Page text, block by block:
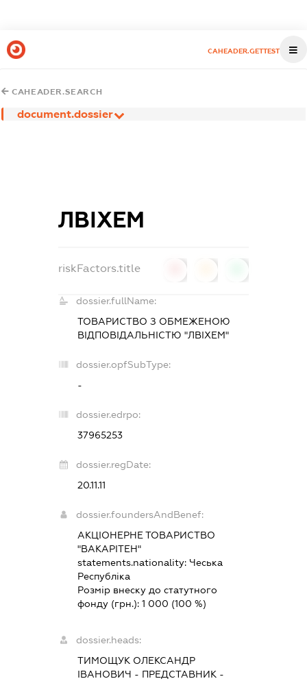
CAHEADER.GETTEST
CAHEADER.SEARCH
document.dossier
ЛВІХЕМ
riskFactors.title
dossier.fullName:
ТОВАРИСТВО З ОБМЕЖЕНОЮ
ВІДПОВІДАЛЬНІСТЮ "ЛВІХЕМ"
dossier.opfSubType:
-
dossier.edrpo:
37965253
dossier.regDate:
20.11.11
dossier.foundersAndBenef:
АКЦІОНЕРНЕ ТОВАРИСТВО
"ВАКАРІТЕН"
statements.nationality: Чеська
Республіка
Розмір внеску до статутного
фонду (грн.):1 000 (100 %)
dossier.heads:
ТИМОЩУК ОЛЕКСАНДР
ІВАНОВИЧ - ПРЕДСТАВНИК -